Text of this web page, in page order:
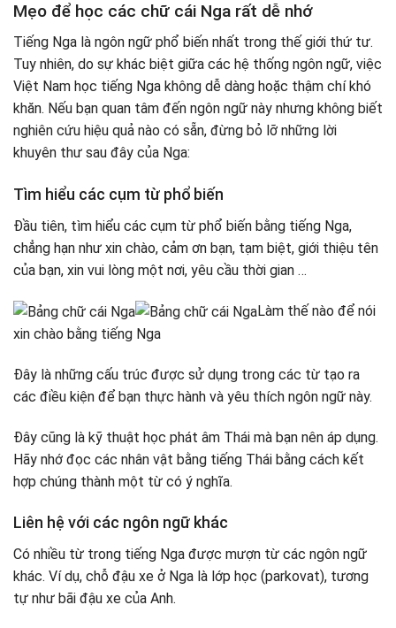
Mẹo để học các chữ cái Nga rất dễ nhớ
Tiếng Nga là ngôn ngữ phổ biến nhất trong thế giới thứ tư.
Tuy nhiên, do sự khác biệt giữa các hệ thống ngôn ngữ, việc
Việt Nam học tiếng Nga không dễ dàng hoặc thậm chí khó
khăn. Nếu bạn quan tâm đến ngôn ngữ này nhưng không biết
nghiên cứu hiệu quả nào có sẵn, đừng bỏ lỡ những lời
khuyên thư sau đây của Nga:
Tìm hiểu các cụm từ phổ biến
Đầu tiên, tìm hiểu các cụm từ phổ biến bằng tiếng Nga,
chẳng hạn như xin chào, cảm ơn bạn, tạm biệt, giới thiệu tên
của bạn, xin vui lòng một nơi, yêu cầu thời gian …
Làm thế nào để nói
xin chào bằng tiếng Nga
Đây là những cấu trúc được sử dụng trong các từ tạo ra
các điều kiện để bạn thực hành và yêu thích ngôn ngữ này.
Đây cũng là kỹ thuật học phát âm Thái mà bạn nên áp dụng.
Hãy nhớ đọc các nhân vật bằng tiếng Thái bằng cách kết
hợp chúng thành một từ có ý nghĩa.
Liên hệ với các ngôn ngữ khác
Có nhiều từ trong tiếng Nga được mượn từ các ngôn ngữ
khác. Ví dụ, chỗ đậu xe ở Nga là lớp học (parkovat), tương
tự như bãi đậu xe của Anh.